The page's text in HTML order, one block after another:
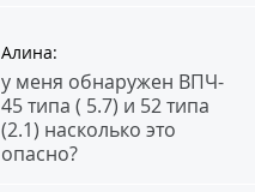
Алина:
у меня обнаружен ВПЧ-
45 типа ( 5.7) и 52 типа
(2.1) насколько это
опасно?